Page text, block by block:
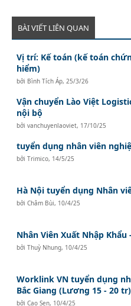
BÀI VIẾT LIÊN QUAN
Vị trí: Kế toán (kế toán
hiểm)
bởi Bình Tích Áp, 25/3/26
Vận chuyển Lào Việt
nội bộ
bởivanchuyenlaoviet, 17/10/25
tuyển dụng nhân viên
bởiTrimico, 14/5/25
Hà Nội tuyển dụng Nhân
bởiChâm Bùi, 10/4/25
Nhân Viên Xuất Nhập Khẩu
bởiThuỳ Nhung, 10/4/25
Worklink VN tuyển dụng
Bắc Giang (Lương 15 - 20 tr)
bởiCao Sen, 10/4/25